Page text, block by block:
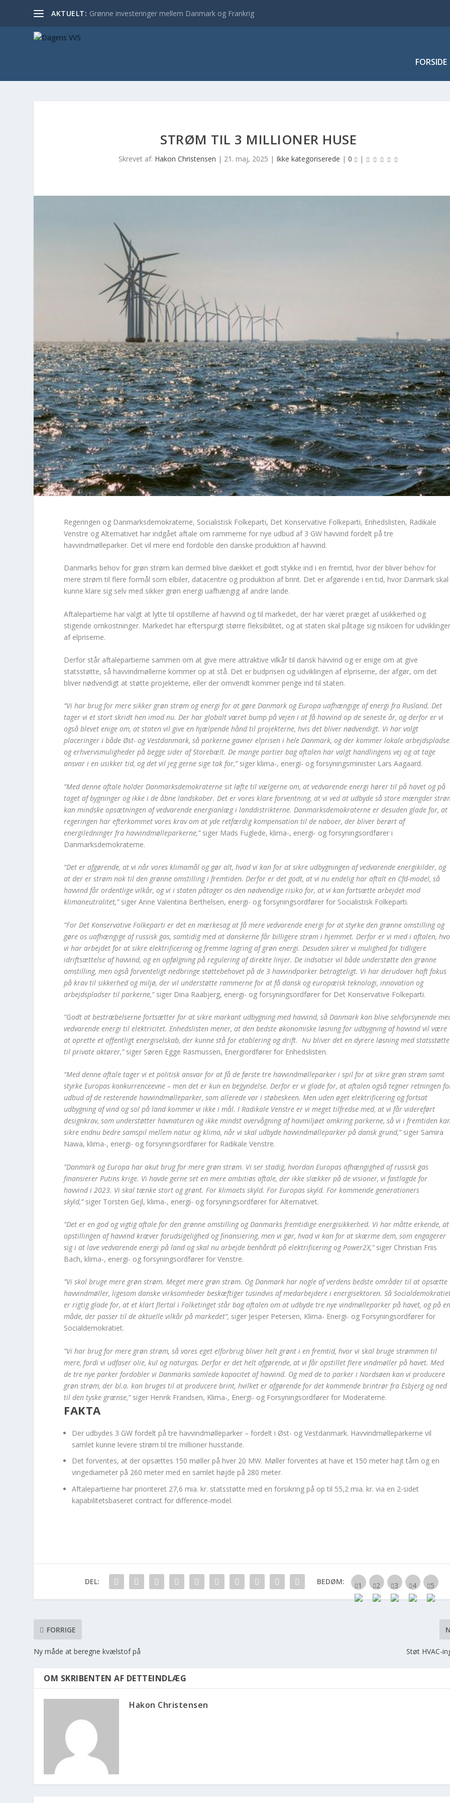
AKTUELT: Grønne investeringer mellem Danmark og Frankrig
FORSIDE
STRØM TIL 3 MILLIONER HUSE
Skrevet af: Hakon Christensen | 21. maj, 2025 | Ikke kategoriserede | 0 |
Regeringen og Danmarksdemokraterne, Socialistisk Folkeparti, Det Konservative Folkeparti, Enhedslisten, Radikale
Venstre og Alternativet har indgået aftale om rammerne for nye udbud af 3 GW havvind fordelt på tre
havvindmølleparker. Det vil mere end fordoble den danske produktion af havvind.
Danmarks behov for grøn strøm kan dermed blive dækket et godt stykke ind i en fremtid, hvor der bliver behov for
mere strøm til flere formål som elbiler, datacentre og produktion af brint. Det er afgørende i en tid, hvor Danmark skal
kunne klare sig selv med sikker grøn energi uafhængig af andre lande.
Aftalepartierne har valgt at lytte til opstillerne af havvind og til markedet, der har været præget af usikkerhed og
stigende omkostninger. Markedet har efterspurgt større fleksibilitet, og at staten skal påtage sig risikoen for
af elpriserne.
Derfor står aftalepartierne sammen om at give mere attraktive vilkår til dansk havvind og er enige om at give
statsstøtte, så havvindmøllerne kommer op at stå. Det er budprisen og udviklingen af elpriserne, der afgør, om det
bliver nødvendigt at støtte projekterne, eller der omvendt kommer penge ind til staten.
“Vi har brug for mere sikker grøn strøm og energi for at gøre Danmark og Europa uafhængige af energi fra Rusland. Det
tager vi et stort skridt hen imod nu. Der har globalt været bump på vejen i at få havvind op de seneste år, og derfor er vi
også blevet enige om, at staten vil give en hjælpende hånd til projekterne, hvis det bliver nødvendigt. Vi har valgt
placeringer i både Øst- og Vestdanmark, så parkerne gavner elprisen i hele Danmark, og der kommer lokale
og erhvervsmuligheder på begge sider af Storebælt. De mange partier bag aftalen har valgt handlingens vej og at tage
ansvar i en usikker tid, og det vil jeg gerne sige tak for,” siger klima-, energi- og forsyningsminister Lars Aagaard.
”Med denne aftale holder Danmarksdemokraterne sit løfte til vælgerne om, at vedvarende energi hører til på havet og på
taget af bygninger og ikke i de åbne landskaber. Det er vores klare forventning, at vi ved at udbyde så store mængder
kan mindske opsætningen af vedvarende energianlæg i landdistrikterne. Danmarksdemokraterne er desuden glade for, at
regeringen har efterkommet vores krav om at yde retfærdig kompensation til de naboer, der bliver berørt af
energiledninger fra havvindmølleparkerne,” siger Mads Fuglede, klima-, energi- og forsyningsordfører i
Danmarksdemokraterne.
“Det er afgørende, at vi når vores klimamål og gør alt, hvad vi kan for at sikre udbygningen af vedvarende energikilder, og
at der er strøm nok til den grønne omstilling i fremtiden. Derfor er det godt, at vi nu endelig har aftalt en Cfd-model, så
havvind får ordentlige vilkår, og vi i staten påtager os den nødvendige risiko for, at vi kan fortsætte arbejdet mod
klimaneutralitet,” siger Anne Valentina Berthelsen, energi- og forsyningsordfører for Socialistisk Folkeparti.
”For Det Konservative Folkeparti er det en mærkesag at få mere vedvarende energi for at styrke den grønne omstilling og
gøre os uafhængige af russisk gas, samtidig med at danskerne får billigere strøm i hjemmet. Derfor er vi med i aftalen,
vi har arbejdet for at sikre elektrificering og fremme lagring af grøn energi. Desuden sikrer vi mulighed for tidligere
idriftsættelse af havvind, og en opfølgning på regulering af direkte linjer. De indsatser vil både understøtte den grønne
omstilling, men også forventeligt nedbringe støttebehovet på de 3 havvindparker betragteligt. Vi har derudover haft fokus
på krav til sikkerhed og miljø, der vil understøtte rammerne for at få dansk og europæisk teknologi, innovation og
arbejdspladser til parkerne,” siger Dina Raabjerg, energi- og forsyningsordfører for Det Konservative Folkeparti.
”Godt at bestræbelserne fortsætter for at sikre markant udbygning med havvind, så Danmark kan blive selvforsynende
vedvarende energi til elektricitet. Enhedslisten mener, at den bedste økonomiske løsning for udbygning af havvind vil være
at oprette et offentligt energiselskab, der kunne stå for etablering og drift. Nu bliver det en dyrere løsning med statsstøtte
til private aktører,” siger Søren Egge Rasmussen, Energiordfører for Enhedslisten.
“Med denne aftale tager vi et politisk ansvar for at få de første tre havvindmølleparker i spil for at sikre grøn strøm samt
styrke Europas konkurrenceevne – men det er kun en begyndelse. Derfor er vi glade for, at aftalen også tegner retningen
udbud af de resterende havvindmølleparker, som allerede var i støbeskeen. Men uden øget elektrificering og fortsat
udbygning af vind og sol på land kommer vi ikke i mål. I Radikale Venstre er vi meget tilfredse med, at vi får videreført
designkrav, som understøtter havnaturen og ikke mindst overvågning af havmiljøet omkring parkerne, så vi i fremtiden
sikre endnu bedre samspil mellem natur og klima, når vi skal udbyde havvindmølleparker på dansk grund,” siger Samira
Nawa, klima-, energi- og forsyningsordfører for Radikale Venstre.
”Danmark og Europa har akut brug for mere grøn strøm. Vi ser stadig, hvordan Europas afhængighed af russisk gas
finansierer Putins krige. Vi havde gerne set en mere ambitiøs aftale, der ikke slækker på de visioner, vi fastlagde for
havvind i 2023. Vi skal tænke stort og grønt. For klimaets skyld. For Europas skyld. For kommende generationers
skyld,” siger Torsten Gejl, klima-, energi- og forsyningsordfører for Alternativet.
”Det er en god og vigtig aftale for den grønne omstilling og Danmarks fremtidige energisikkerhed. Vi har måtte erkende, at
opstillingen af havvind kræver forudsigelighed og finansiering, men vi gør, hvad vi kan for at skærme dem, som engagerer
sig i at lave vedvarende energi på land og skal nu arbejde benhårdt på elektrificering og Power2X,” siger Christian Friis
Bach, klima-, energi- og forsyningsordfører for Venstre.
”Vi skal bruge mere grøn strøm. Meget mere grøn strøm. Og Danmark har nogle af verdens bedste områder til at opsætte
havvindmøller, ligesom danske virksomheder beskæftiger tusindvis af medarbejdere i energisektoren. Så
er rigtig glade for, at et klart flertal i Folketinget står bag aftalen om at udbyde tre nye vindmølleparker på havet, og på
måde, der passer til de aktuelle vilkår på markedet”, siger Jesper Petersen, Klima- Energi- og Forsyningsordfører for
Socialdemokratiet.
”Vi har brug for mere grøn strøm, så vores eget elforbrug bliver helt grønt i en fremtid, hvor vi skal bruge strømmen til
mere, fordi vi udfaser olie, kul og naturgas. Derfor er det helt afgørende, at vi får opstillet flere vindmøller på havet. Med
de tre nye parker fordobler vi Danmarks samlede kapacitet af havvind. Og med de to parker i Nordsøen kan vi producere
grøn strøm, der bl.a. kan bruges til at producere brint, hvilket er afgørende for det kommende brintrør fra Esbjerg og ned
til den tyske grænse,” siger Henrik Frandsen, Klima-, Energi- og Forsyningsordfører for Moderaterne.
FAKTA
Der udbydes 3 GW fordelt på tre havvindmølleparker – fordelt i Øst- og Vestdanmark. Havvindmølleparkerne vil
samlet kunne levere strøm til tre millioner husstande.
Det forventes, at der opsættes 150 møller på hver 20 MW. Møller forventes at have et 150 meter højt tårn og en
vingediameter på 260 meter med en samlet højde på 280 meter.
Aftalepartierne har prioriteret 27,6 mia. kr. statsstøtte med en forsikring på op til 55,2 mia. kr. via en 2-sidet
kapabilitetsbaseret contract for difference-model.
DEL: BEDØM:
FORRIGE
Ny måde at beregne kvælstof på Støt HVAC-
OM SKRIBENTEN AF DETTEINDLÆG
Hakon Christensen